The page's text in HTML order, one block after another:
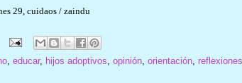
29, cuidaos / zaindu
, educar, hijos adoptivos opinión, orientación, reflexiones